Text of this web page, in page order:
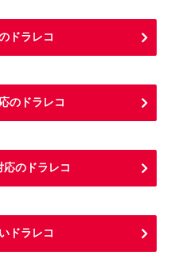
ドラレコ
のドラレコ
のドラレコ
ドラレコ